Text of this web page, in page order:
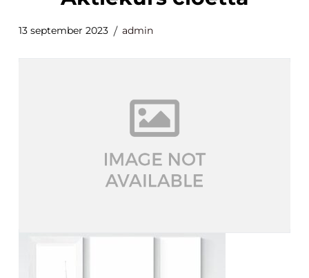
13 september 2023 admin